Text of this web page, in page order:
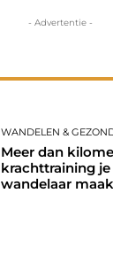
- Advertentie -
WANDELEN &
Meer dan
krachttraining
wandelaar